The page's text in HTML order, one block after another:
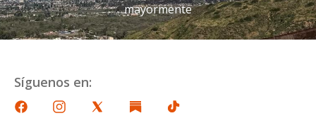
mayormente
Síguenos en: